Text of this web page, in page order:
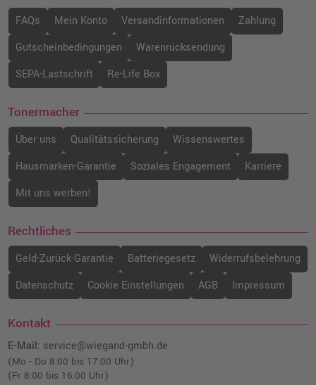
FAQs Mein Konto Versandinformationen
Zahlung
Gutscheinbedingungen
Warenrücksendung
SEPA-Lastschrift
Re-Life Box
Tonermacher
Über uns Qualitätssicherung
Wissenswertes
Hausmarken-Garantie
Soziales Engagement
Karriere
Mit uns werben!
Rechtliches
Geld-Zurück-Garantie Batteriegesetz
Widerrufsbelehrung
Datenschutz
Cookie Einstellungen AGB Impressum
Kontakt
E-Mail: service@wiegand-gmbh.de
(Mo - Do 8:00 bis 17:00 Uhr)
(Fr 8:00 bis 16:00 Uhr)